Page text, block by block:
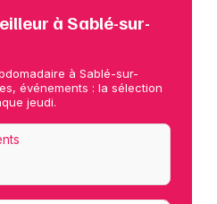
à Sablé-sur-
à Sablé-sur-
événements : la sélection
jeudi.